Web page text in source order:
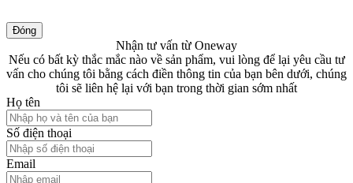
Đóng
Nhận tư vấn từ Oneway
Nếu có bất kỳ thắc mắc nào về sản phẩm, vui lòng để lại yêu cầu tư
vấn cho chúng tôi bằng cách điền thông tin của bạn bên dưới, chúng
tôi sẽ liên hệ lại với bạn trong thời gian sớm nhất
Họ tên
Số điện thoại
Email